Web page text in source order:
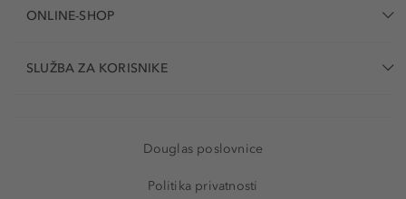
ONLINE-SHOP
SLUŽBA ZA KORISNIKE
Douglas poslovnice
Politika privatnosti